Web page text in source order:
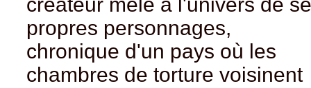
créateur mêlé à l'univers de
propres personnages,
chronique d'un pays où les
chambres de torture voisinent